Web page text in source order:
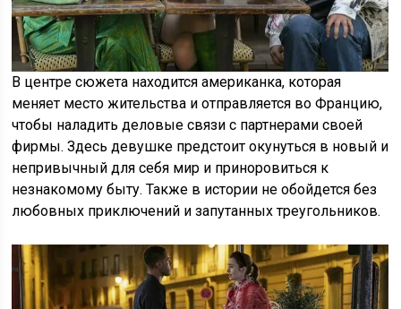
В центре сюжета находится американка, которая
меняет место жительства и отправляется во Францию,
чтобы наладить деловые связи с партнерами своей
фирмы. Здесь девушке предстоит окунуться в новый и
непривычный для себя мир и приноровиться к
незнакомому быту. Также в истории не обойдется без
любовных приключений и запутанных треугольников.